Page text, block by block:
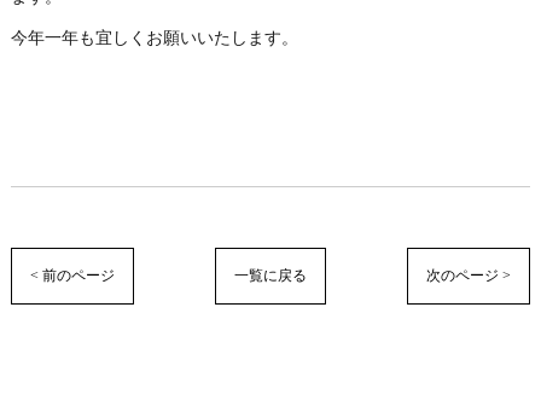
今年一年も宜しくお願いいたします。
< 前のページ 一覧に戻る 次のページ >